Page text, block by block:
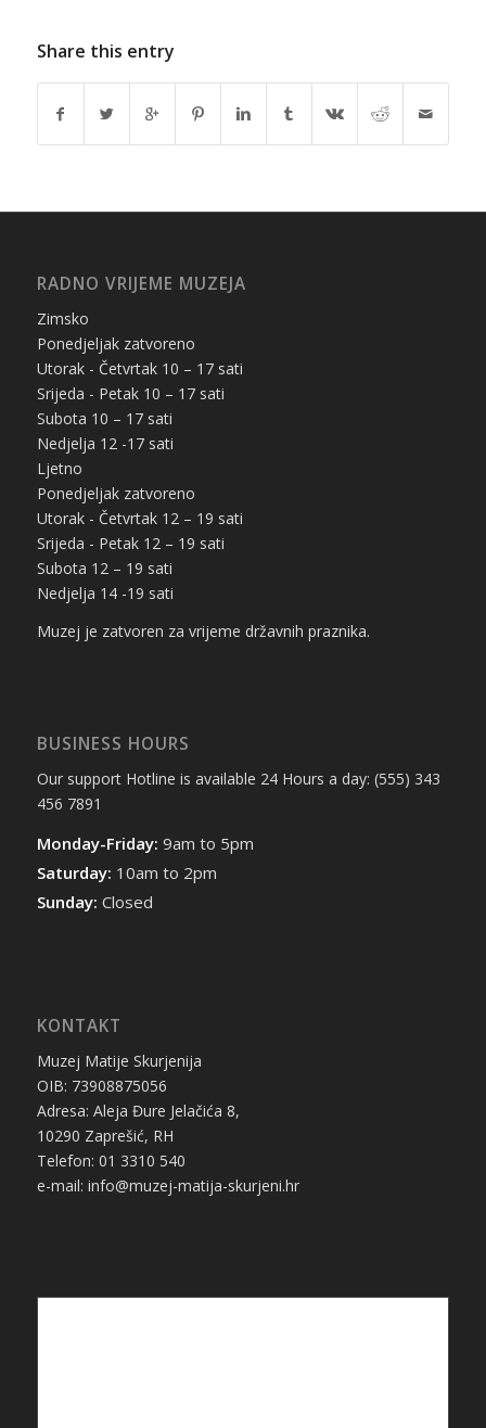
Share this entry
RADNO VRIJEME MUZEJA
Zimsko
Ponedjeljak zatvoreno
Utorak - Četvrtak 10 – 17 sati
Srijeda - Petak 10 – 17 sati
Subota 10 – 17 sati
Nedjelja 12 -17 sati
Ljetno
Ponedjeljak zatvoreno
Utorak - Četvrtak 12 – 19 sati
Srijeda - Petak 12 – 19 sati
Subota 12 – 19 sati
Nedjelja 14 -19 sati
Muzej je zatvoren za vrijeme državnih praznika.
BUSINESS HOURS
Our support Hotline is available 24 Hours a day: (555) 343
456 7891
Monday-Friday: 9am to 5pm
Saturday: 10am to 2pm
Sunday: Closed
KONTAKT
Muzej Matije Skurjenija
OIB: 73908875056
Adresa: Aleja Đure Jelačića 8,
10290 Zaprešić, RH
Telefon: 01 3310 540
e-mail: info@muzej-matija-skurjeni.hr